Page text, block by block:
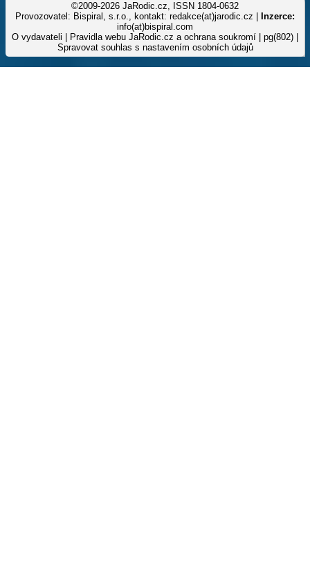
©2009-2026 JaRodic.cz, ISSN 1804-0632
Provozovatel: Bispiral, s.r.o., kontakt: redakce(at)jarodic.cz |
Inzerce:
info(at)bispiral.com
O vydavateli
Pravidla webu JaRodic.cz a ochrana soukromí | pg(802) |
Spravovat souhlas s nastavením osobních údajů